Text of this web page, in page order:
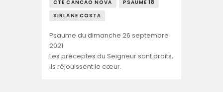
CTÉ CANCAO NOVA
PSAUME 18
SIRLANE COSTA
Psaume du dimanche 26 septembre
2021
Les préceptes du Seigneur sont droits,
ils réjouissent le cœur.